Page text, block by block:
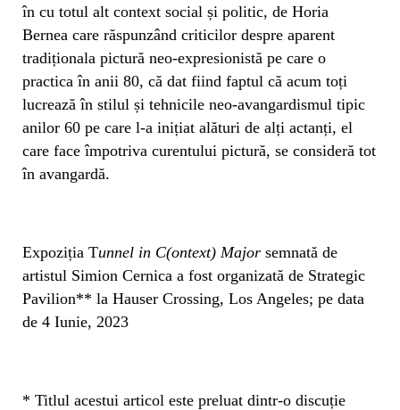
în cu totul alt context social și politic, de Horia
Bernea care răspunzând criticilor despre aparent
tradiționala pictură neo-expresionistă pe care o
practica în anii 80, că dat fiind faptul că acum toți
lucrează în stilul și tehnicile neo-avangardismul tipic
anilor 60 pe care l-a inițiat alături de alți actanți, el
care face împotriva curentului pictură, se consideră tot
în avangardă.
Expoziția Tunnel in C(ontext) Major semnată de
artistul Simion Cernica a fost organizată de Strategic
Pavilion** la Hauser Crossing, Los Angeles; pe data
de 4 Iunie, 2023
* Titlul acestui articol este preluat dintr-o discuție